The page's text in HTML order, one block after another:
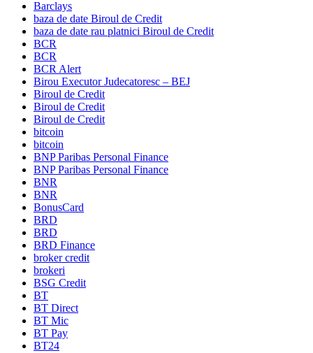
Barclays
baza de date Biroul de Credit
baza de date rau platnici Biroul de Credit
BCR
BCR
BCR Alert
Birou Executor Judecatoresc – BEJ
Biroul de Credit
Biroul de Credit
Biroul de Credit
bitcoin
bitcoin
BNP Paribas Personal Finance
BNP Paribas Personal Finance
BNR
BNR
BonusCard
BRD
BRD
BRD Finance
broker credit
brokeri
BSG Credit
BT
BT Direct
BT Mic
BT Pay
BT24